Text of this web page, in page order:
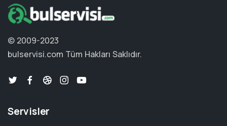
© 2009-2023
bulservisi.com Tüm Hakları Saklıdır.
Servisler